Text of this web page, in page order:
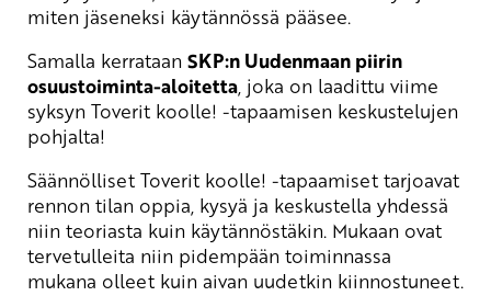
miten jäseneksi käytännössä pääsee.
Samalla kerrataan SKP:n Uudenmaan piirin
osuustoiminta-aloitetta, joka on laadittu viime
syksyn Toverit koolle! -tapaamisen keskustelujen
pohjalta!
Säännölliset Toverit koolle! -tapaamiset tarjoavat
rennon tilan oppia, kysyä ja keskustella yhdessä
niin teoriasta kuin käytännöstäkin. Mukaan ovat
tervetulleita niin pidempään toiminnassa
mukana olleet kuin aivan uudetkin kiinnostuneet.